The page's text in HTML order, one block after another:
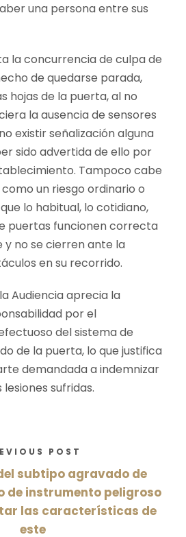
una persona entre sus
la concurrencia de culpa de
de quedarse parada,
hojas de la puerta, al no
la ausencia de sensores
existir señalización alguna
sido advertida de ello por
Tampoco cabe
un riesgo ordinario o
lo habitual, lo cotidiano,
puertas funcionen correcta
no se cierren ante la
en su recorrido.
Audiencia aprecia la
por el
del sistema de
de la puerta, lo que justifica
demandada a indemnizar
sufridas.
POST
subtipo agravado de
de instrumento peligroso
las características de
este